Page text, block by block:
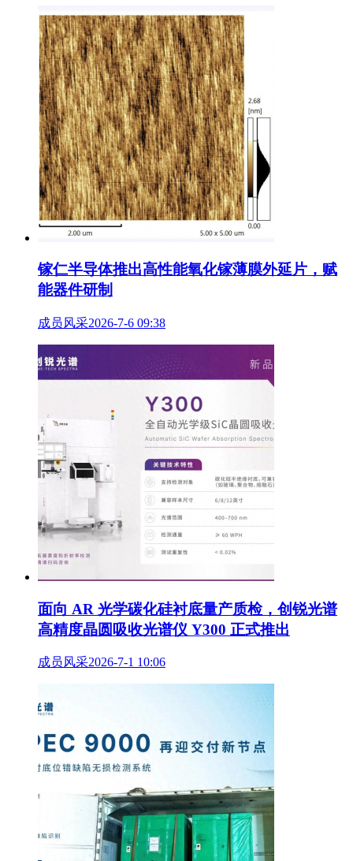
镓仁半导体推出高性能氧化镓薄膜外延片，赋
能器件研制
成员风采2026-7-6 09:38
面向 AR 光学碳化硅衬底量产质检，创锐光谱
高精度晶圆吸收光谱仪 Y300 正式推出
成员风采2026-7-1 10:06